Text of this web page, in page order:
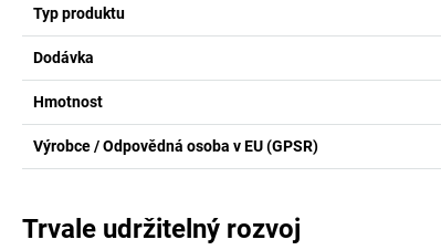
Typ produktu
Dodávka
Hmotnost
Výrobce / Odpovědná osoba v EU (GPSR)
Trvale udržitelný rozvoj